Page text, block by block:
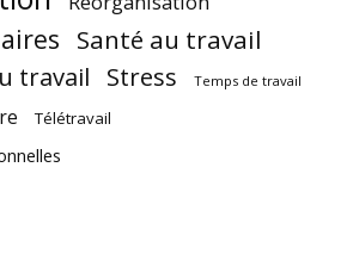
Santé au travail
travail Stress Temps de travail
Télétravail